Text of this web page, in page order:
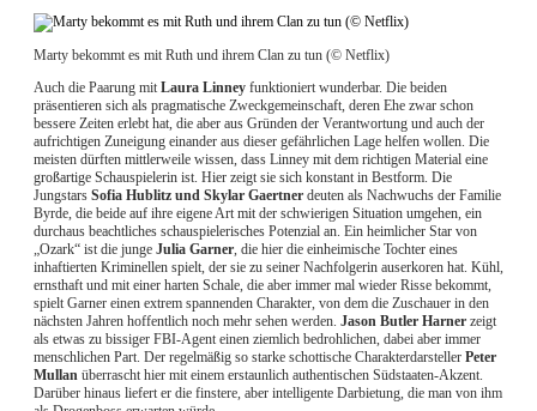
Marty bekommt es mit Ruth und ihrem Clan zu tun (© Netflix)
Auch die Paarung mit Laura Linney funktioniert wunderbar. Die beiden
präsentieren sich als pragmatische Zweckgemeinschaft, deren Ehe zwar schon
bessere Zeiten erlebt hat, die aber aus Gründen der Verantwortung und auch der
aufrichtigen Zuneigung einander aus dieser gefährlichen Lage helfen wollen. Die
meisten dürften mittlerweile wissen, dass Linney mit dem richtigen Material eine
großartige Schauspielerin ist. Hier zeigt sie sich konstant in Bestform. Die
Jungstars Sofia Hublitz und Skylar Gaertner deuten als Nachwuchs der Familie
Byrde, die beide auf ihre eigene Art mit der schwierigen Situation umgehen, ein
durchaus beachtliches schauspielerisches Potenzial an. Ein heimlicher Star von
„Ozark“ ist die junge Julia Garner, die hier die einheimische Tochter eines
inhaftierten Kriminellen spielt, der sie zu seiner Nachfolgerin auserkoren hat. Kühl,
ernsthaft und mit einer harten Schale, die aber immer mal wieder Risse bekommt,
spielt Garner einen extrem spannenden Charakter, von dem die Zuschauer in den
nächsten Jahren hoffentlich noch mehr sehen werden. Jason Butler Harner zeigt
als etwas zu bissiger FBI-Agent einen ziemlich bedrohlichen, dabei aber immer
menschlichen Part. Der regelmäßig so starke schottische Charakterdarsteller Peter
Mullan überrascht hier mit einem erstaunlich authentischen Südstaaten-Akzent.
Darüber hinaus liefert er die finstere, aber intelligente Darbietung, die man von ihm